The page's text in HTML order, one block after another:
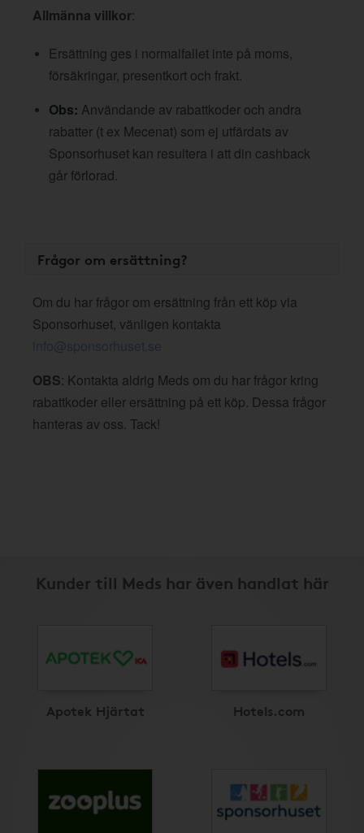
Allmänna villkor:
Ersättning ges i normalfallet inte på moms,
försäkringar, presentkort och frakt.
Obs: Användande av rabattkoder och andra
rabatter (t ex Mecenat) som ej utfärdats av
Sponsorhuset kan resultera i att din cashback
går förlorad.
Frågor om ersättning?
Om du har frågor om ersättning från ett köp via
Sponsorhuset, vänligen kontakta
info@sponsorhuset.se
OBS: Kontakta aldrig Meds om du har frågor kring
rabattkoder eller ersättning på ett köp. Dessa frågor
hanteras av oss. Tack!
Kunder till Meds har även handlat här
Apotek Hjärtat Hotels.com